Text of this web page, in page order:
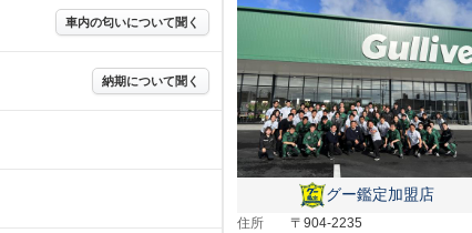
車内の匂いについて聞く
納期について聞く
グー鑑定加盟店
住所
〒904-2235